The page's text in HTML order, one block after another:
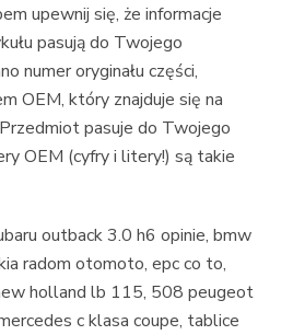
upewnij się, że informacje
pasują do Twojego
numer oryginału części,
OEM, który znajduje się na
pasuje do Twojego
OEM (cyfry i litery!) są takie
outback 3.0 h6 opinie, bmw
radom otomoto, epc co to,
holland lb 115, 508 peugeot
c klasa coupe, tablice